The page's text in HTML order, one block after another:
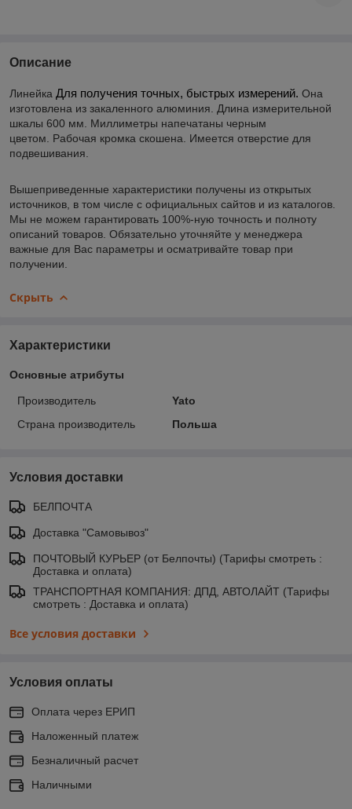
Описание
Линейка Для получения точных, быстрых измерений. Она
изготовлена из закаленного алюминия. Длина измерительной
шкалы 600 мм. Миллиметры напечатаны черным
цветом. Рабочая кромка скошена. Имеется отверстие для
подвешивания.
Вышеприведенные характеристики получены из открытых
источников, в том числе с официальных сайтов и из каталогов.
Мы не можем гарантировать 100%-ную точность и полноту
описаний товаров. Обязательно уточняйте у менеджера
важные для Вас параметры и осматривайте товар при
получении.
Скрыть
Характеристики
Основные атрибуты
Производитель
Yato
Страна производитель
Польша
Условия доставки
БЕЛПОЧТА
Доставка "Самовывоз"
ПОЧТОВЫЙ КУРЬЕР (от Белпочты) (Тарифы смотреть :
Доставка и оплата)
ТРАНСПОРТНАЯ КОМПАНИЯ: ДПД, АВТОЛАЙТ (Тарифы
смотреть : Доставка и оплата)
Все условия доставки
Условия оплаты
Оплата через ЕРИП
Наложенный платеж
Безналичный расчет
Наличными